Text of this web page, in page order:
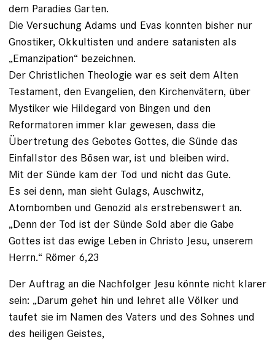
dem Paradies Garten.
Die Versuchung Adams und Evas konnten bisher nur
Gnostiker, Okkultisten und andere satanisten als
„Emanzipation“ bezeichnen.
Der Christlichen Theologie war es seit dem Alten
Testament, den Evangelien, den Kirchenvätern, über
Mystiker wie Hildegard von Bingen und den
Reformatoren immer klar gewesen, dass die
Übertretung des Gebotes Gottes, die Sünde das
Einfallstor des Bösen war, ist und bleiben wird.
Mit der Sünde kam der Tod und nicht das Gute.
Es sei denn, man sieht Gulags, Auschwitz,
Atombomben und Genozid als erstrebenswert an.
„Denn der Tod ist der Sünde Sold aber die Gabe
Gottes ist das ewige Leben in Christo Jesu, unserem
Herrn.“ Römer 6,23
Der Auftrag an die Nachfolger Jesu könnte nicht klarer
sein: „Darum gehet hin und lehret alle Völker und
taufet sie im Namen des Vaters und des Sohnes und
des heiligen Geistes,